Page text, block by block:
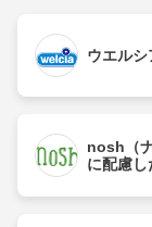
ウエル
nosh（
に配慮し